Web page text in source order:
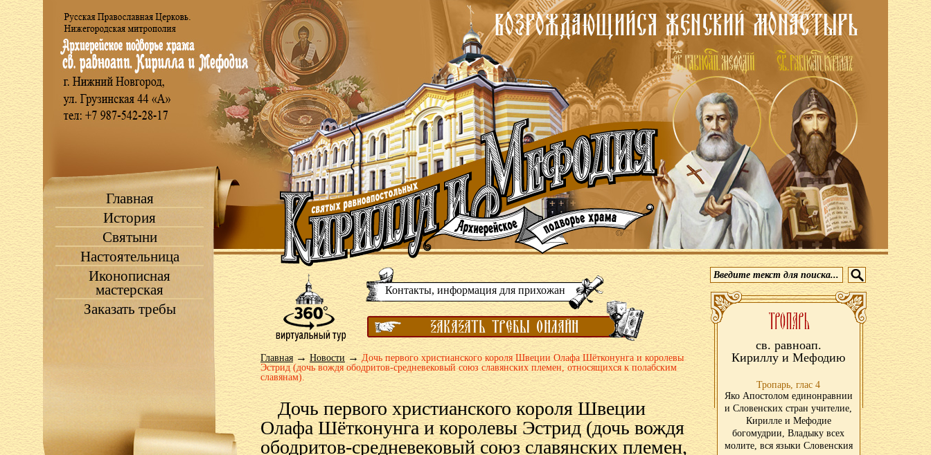
Главная
История
Святыни
Настоятельница
Иконописная
мастерская
Заказать требы
Контакты, информация для прихожан
Главная→Новости→Дочь первого христианского короля Швеции Олафа Шётконунга и королевы
Эстрид (дочь вождя ободритов-средневековый союз славянских племен, относящихся к полабским
славянам).
Дочь первого христианского короля Швеции
Олафа Шётконунга и королевы Эстрид (дочь вождя
ободритов-средневековый союз славянских племен,
св. равноап.
Кириллу и Мефодию
Тропарь, глас 4
Яко Апостолом единонравнии
и Словенских стран учителие,
Кирилле и Мефодие
богомудрии, Владыку всех
молите, вся языки Словенския